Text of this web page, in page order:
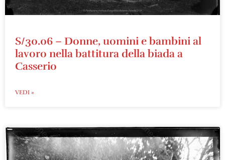
S/30.06 – Donne, uomini e bambini al
lavoro nella battitura della biada a
Casserio
VEDI »